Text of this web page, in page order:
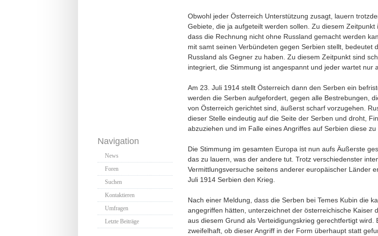
Navigation
News
Foren
Suchen
Kontaktieren
Umfragen
Letzte Beiträge
Obwohl jeder Österreich Unterstützung zusagt, lauern
Gebiete, die ja aufgeteilt werden sollen. Zu diesem Zeitpunkt
dass die Rechnung nicht ohne Russland gemacht werden
mit samt seinen Verbündeten gegen Serbien stellt, bedeutet
Russland als Gegner zu haben. Zu diesem Zeitpunkt sind
integriert, die Stimmung ist angespannt und jeder wartet nur
Am 23. Juli 1914 stellt Österreich dann den Serben ein
werden die Serben aufgefordert, gegen alle Bestrebungen,
von Österreich gerichtet sind, äußerst scharf vorzugehen.
dieser Stelle eindeutig auf die Seite der Serben und droht,
abzuziehen und im Falle eines Angriffes auf Serbien diese zu
Die Stimmung im gesamten Europa ist nun aufs Äußerste
das zu lauern, was der andere tut. Trotz verschiedenster
Vermittlungsversuche seitens anderer europäischer Länder
Juli 1914 Serbien den Krieg.
Nach einer Meldung, dass die Serben bei Temes Kubin die
angegriffen hätten, unterzeichnet der österreichische Kaiser
aus diesem Grund als Verteidigungskrieg gerechtfertigt wird.
zweifelhaft, ob dieser Angriff in der Form überhaupt statt